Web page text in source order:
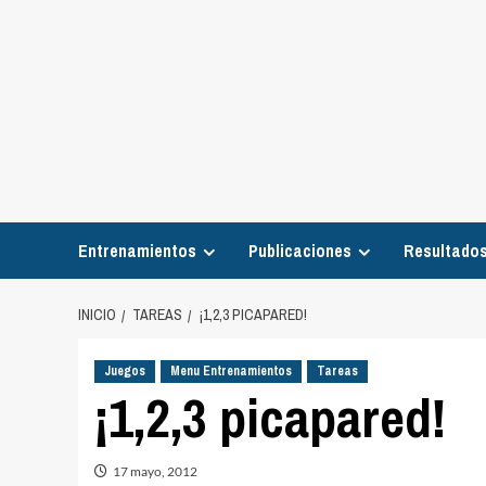
Entrenamientos Publicaciones
INICIO TAREAS ¡1,2,3 PICAPARED!
Juegos Menu Entrenamientos Tareas
¡1,2,3 picapared!
17 mayo, 2012